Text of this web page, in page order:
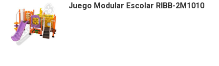
Juego Modular Escolar RIBB-2M1010